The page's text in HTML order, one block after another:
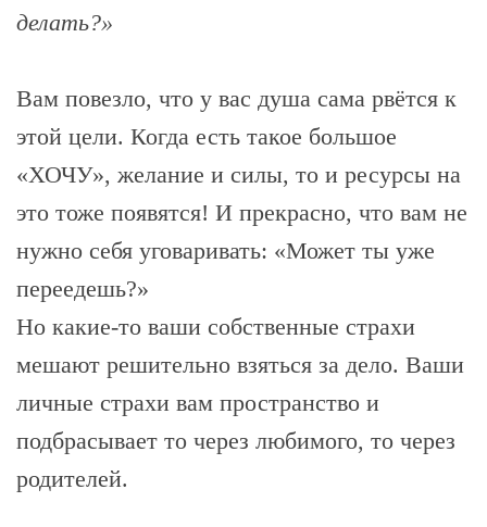
делать?»
Вам повезло, что у вас душа сама рвётся к
этой цели. Когда есть такое большое
«ХОЧУ», желание и силы, то и ресурсы на
это тоже появятся! И прекрасно, что вам не
нужно себя уговаривать: «Может ты уже
переедешь?»
Но какие-то ваши собственные страхи
мешают решительно взяться за дело. Ваши
личные страхи вам пространство и
подбрасывает то через любимого, то через
родителей.